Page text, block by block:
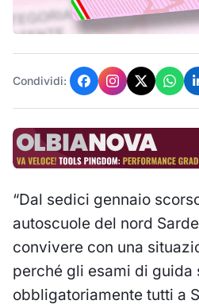
Condividi:
“Dal sedici gennaio
autoscuole del nord
convivere con una
perché gli esami di guida
obbligatoriamente tutti a